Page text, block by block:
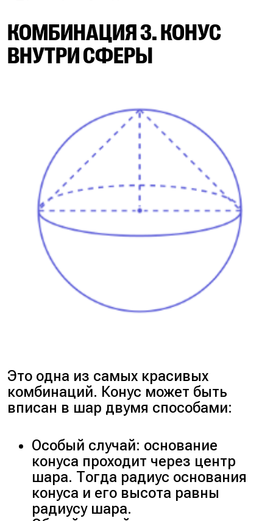
КОМБИНАЦИЯ 3. КОНУС
ВНУТРИ СФЕРЫ
Это одна из самых красивых
комбинаций. Конус может быть
вписан в шар двумя способами:
Особый случай: основание
конуса проходит через центр
шара. Тогда радиус основания
конуса и его высота равны
радиусу шара.